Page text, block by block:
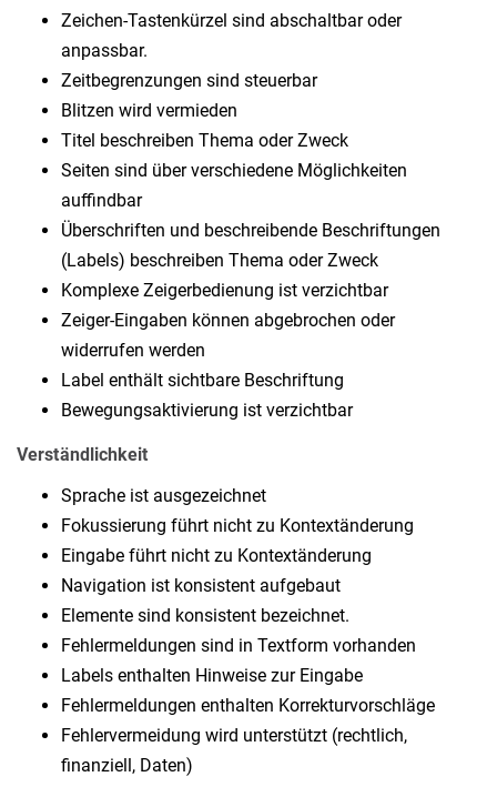
Zeichen-Tastenkürzel sind abschaltbar oder
anpassbar.
Zeitbegrenzungen sind steuerbar
Blitzen wird vermieden
Titel beschreiben Thema oder Zweck
Seiten sind über verschiedene Möglichkeiten
auffindbar
Überschriften und beschreibende Beschriftungen
(Labels) beschreiben Thema oder Zweck
Komplexe Zeigerbedienung ist verzichtbar
Zeiger-Eingaben können abgebrochen oder
widerrufen werden
Label enthält sichtbare Beschriftung
Bewegungsaktivierung ist verzichtbar
Verständlichkeit
Sprache ist ausgezeichnet
Fokussierung führt nicht zu Kontextänderung
Eingabe führt nicht zu Kontextänderung
Navigation ist konsistent aufgebaut
Elemente sind konsistent bezeichnet.
Fehlermeldungen sind in Textform vorhanden
Labels enthalten Hinweise zur Eingabe
Fehlermeldungen enthalten Korrekturvorschläge
Fehlervermeidung wird unterstützt (rechtlich,
finanziell, Daten)